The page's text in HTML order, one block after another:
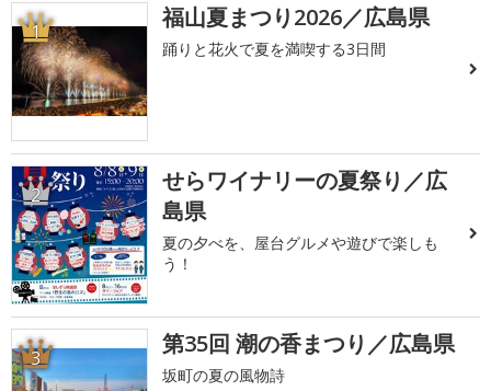
1 福山夏まつり2026／広島県
踊りと花火で夏を満喫する3日間
2
せらワイナリーの夏祭り／広
島県
夏の夕べを、屋台グルメや遊びで楽しも
う！
3 第35回 潮の香まつり／広島県
坂町の夏の風物詩